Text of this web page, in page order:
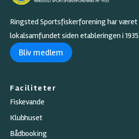
Ringsted Sportsfiskerforening har været
lokalsamfundet siden etableringen i 1935.
Bliv medlem
Faciliteter
Fiskevande
Klubhuset
Bådbooking